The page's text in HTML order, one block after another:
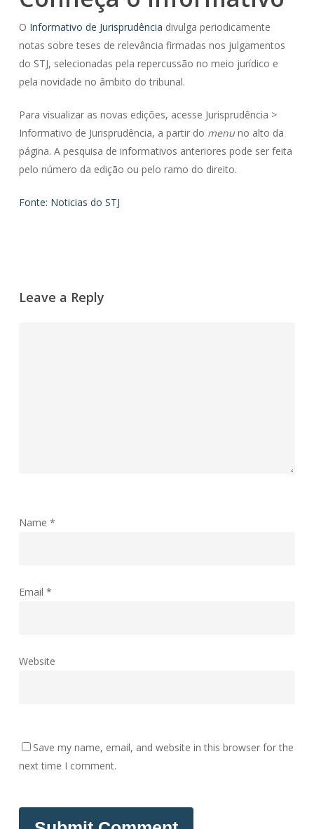
O Informativo de Jurisprudência divulga periodicamente
notas sobre teses de relevância firmadas nos julgamentos
do STJ, selecionadas pela repercussão no meio jurídico e
pela novidade no âmbito do tribunal.
Para visualizar as novas edições, acesse Jurisprudência >
Informativo de Jurisprudência, a partir do menuno alto da
página. A pesquisa de informativos anteriores pode ser feita
pelo número da edição ou pelo ramo do direito.
Fonte: Noticias do STJ
Leave a Reply
Name *
Email *
Website
Save my name, email, and website in this browser for the
next time I comment.